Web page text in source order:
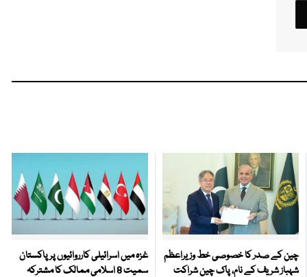
چین کے صدر کا خصوصی خط وزیراعظم
شہباز شریف کے نام، پاک چین شراکت
غزہ میں اسرائیلی کارروائیوں پر پاکستان
سمیت 8 اسلامی ممالک کا مشترکہ